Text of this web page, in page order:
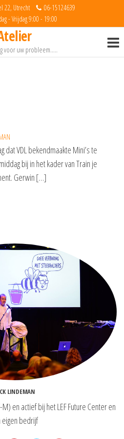
22, Utrecht
06-15124639
- Vrijdag 9:00 - 19:00
voor uw probleem…..
dat VDL bekendmaakte Mini’s te
bij in het kader van Train je
Gerwin […]
LINDEMAN
en actief bij het LEF Future Center en
eigen bedrijf